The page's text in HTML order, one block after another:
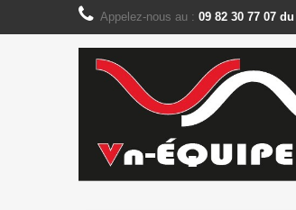
Panneau de gestion des cookies
Appelez-nous au : 09 82 30 77 07